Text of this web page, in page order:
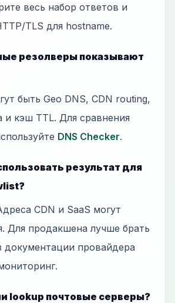
весь набор ответов и
TLS для hostname.
резолверы показывают
быть Geo DNS, CDN routing,
и кэш TTL. Для сравнения
DNS Checker.
результат для
CDN и SaaS могут
Для продакшена лучше брать
документации провайдера
lookup почтовые серверы?